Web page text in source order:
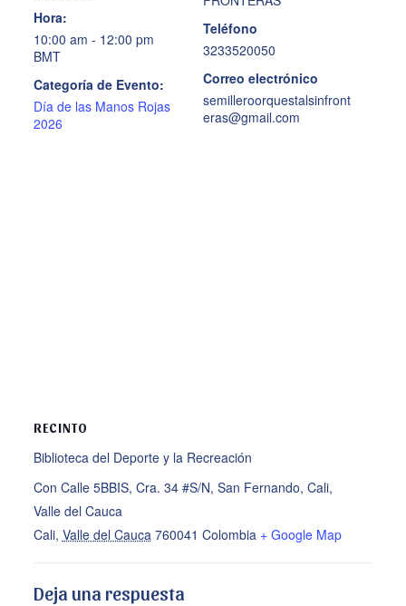
Hora:
10:00 am - 12:00 pm
BMT
Categoría de Evento:
Día de las Manos Rojas
2026
Teléfono
3233520050
Correo electrónico
semilleroorquestalsinfront
eras@gmail.com
RECINTO
Biblioteca del Deporte y la Recreación
Con Calle 5BBIS, Cra. 34 #S/N, San Fernando, Cali,
Valle del Cauca
Cali, Valle del Cauca 760041 Colombia + Google Map
Deja una respuesta